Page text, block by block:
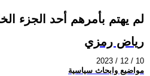
لم يهتم بأمرهم أحد الجزء
رياض رمزي
2023 / 12 / 10
مواضيع وابحاث سياسية